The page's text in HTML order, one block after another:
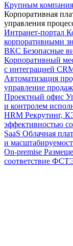
Крупным
Корпоративная
управления
Интранет-портал
корпоративными
ВКС Безопасные
Корпоративный
с интеграцией
Автоматизация
управление
Проектный офис
и контролем
HRM Рекрутинг,
эффективностью
SaaS Облачная
и
On-premise
соответствие